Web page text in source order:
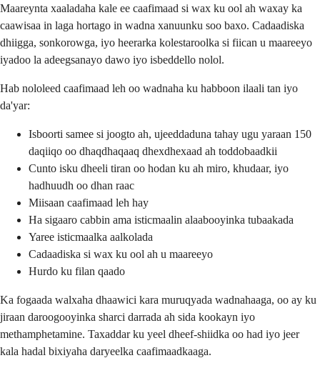
Maareynta xaaladaha kale ee caafimaad si wax ku ool ah waxay ka
caawisaa in laga hortago in wadna xanuunku soo baxo. Cadaadiska
dhiigga, sonkorowga, iyo heerarka kolestaroolka si fiican u maareeyo
iyadoo la adeegsanayo dawo iyo isbeddello nolol.
Hab nololeed caafimaad leh oo wadnaha ku habboon ilaali tan iyo
da'yar:
Isboorti samee si joogto ah, ujeeddaduna tahay ugu yaraan 150
daqiiqo oo dhaqdhaqaaq dhexdhexaad ah toddobaadkii
Cunto isku dheeli tiran oo hodan ku ah miro, khudaar, iyo
hadhuudh oo dhan raac
Miisaan caafimaad leh hay
Ha sigaaro cabbin ama isticmaalin alaabooyinka tubaakada
Yaree isticmaalka aalkolada
Cadaadiska si wax ku ool ah u maareeyo
Hurdo ku filan qaado
Ka fogaada walxaha dhaawici kara muruqyada wadnahaaga, oo ay ku
jiraan daroogooyinka sharci darrada ah sida kookayn iyo
methamphetamine. Taxaddar ku yeel dheef-shiidka oo had iyo jeer
kala hadal bixiyaha daryeelka caafimaadkaaga.